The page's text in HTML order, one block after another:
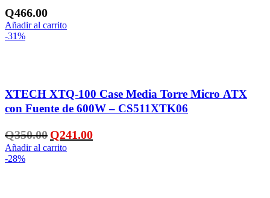
Q466.00
Añadir al carrito
-31%
XTECH XTQ-100 Case Media Torre Micro ATX
con Fuente de 600W – CS511XTK06
Q350.00 El
precio
original
Q241.00El
precio
Añadir al carrito
-28%